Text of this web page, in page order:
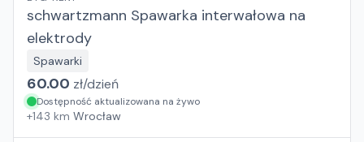
schwartzmann Spawarka interwałowa na
elektrody
Spawarki
60.00 zł/dzień
Dostępność aktualizowana na żywo
+143 km Wrocław